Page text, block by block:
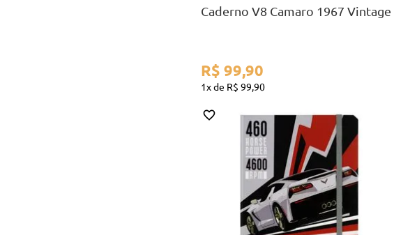
Caderno V8 Camaro 1967 Vintage
R$ 99,90
1 R$ 99,90
A5